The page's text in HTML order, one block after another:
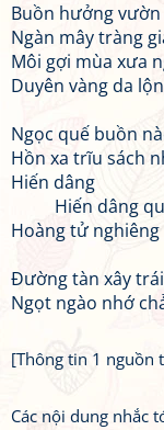
Buồn hưởng
Ngàn mây tràng
Môi gợi mùa xưa
Duyên vàng da
Ngọc quế buồn
Hồn xa trĩu sách
Hiến dâng
Hiến dâng
Hoàng tử
Đường tàn xây
Ngọt ngào nhớ
[Thông tin 1 nguồn
Các nội dung nhắc